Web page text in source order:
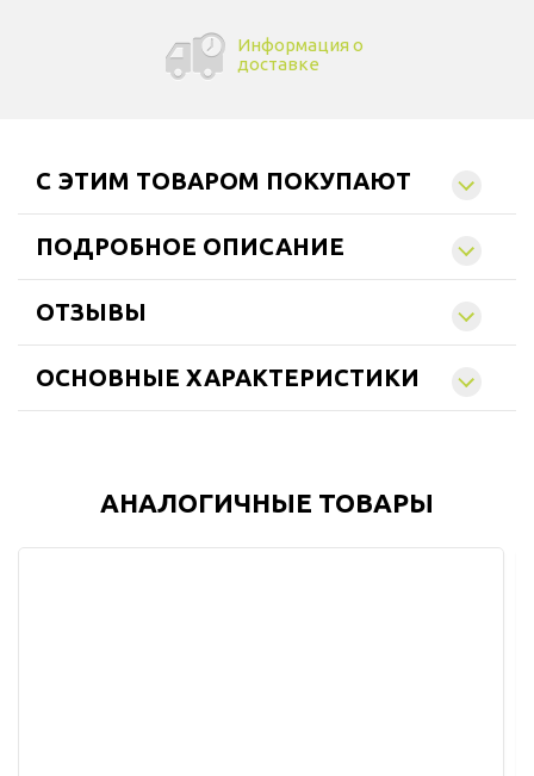
Информация о
доставке
C ЭТИМ ТОВАРОМ ПОКУПАЮТ
ПОДРОБНОЕ ОПИСАНИЕ
ОТЗЫВЫ
ОСНОВНЫЕ ХАРАКТЕРИСТИКИ
АНАЛОГИЧНЫЕ ТОВАРЫ